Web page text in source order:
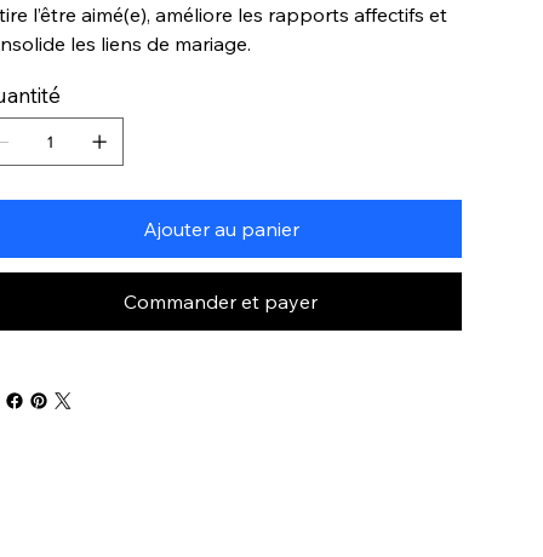
l’être aimé(e), améliore les rapports affectifs et
les liens de mariage.
Ajouter au panier
Commander et payer